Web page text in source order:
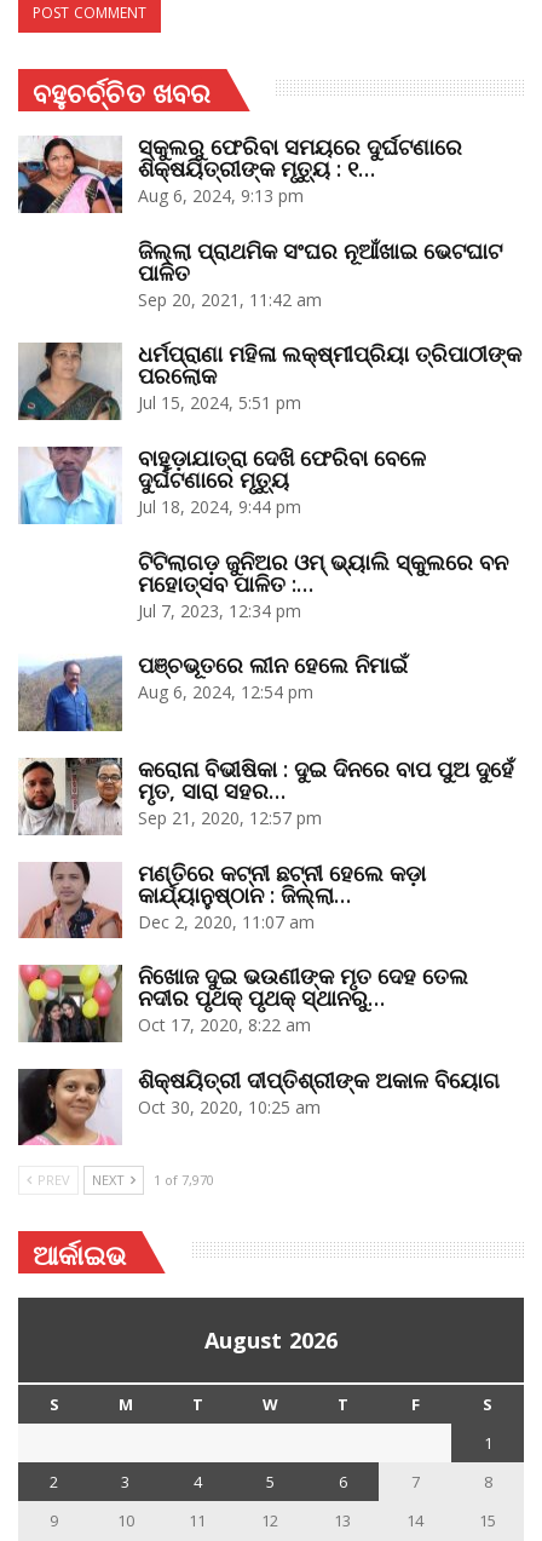
ବହୁଚର୍ଚ୍ଚିତ ଖବର
ସ୍କୁଲରୁ ଫେରିବା ସମୟରେ ଦୁର୍ଘଟଣାରେ
ଶିକ୍ଷୟିତ୍ରୀଙ୍କ ମୃତ୍ୟୁ : ୧…
Aug 6, 2024, 9:13 pm
ଜିଲ୍ଲା ପ୍ରାଥମିକ ସଂଘର ନୂଆଁଖାଇ ଭେଟଘାଟ
ପାଳିତ
Sep 20, 2021, 11:42 am
ଧର୍ମପ୍ରାଣା ମହିଳା ଲକ୍ଷ୍ମୀପ୍ରିୟା ତ୍ରିପାଠୀଙ୍କ
ପରଲୋକ
Jul 15, 2024, 5:51 pm
ବାହୁଡ଼ାଯାତ୍ରା ଦେଖି ଫେରିବା ବେଳେ
ଦୁର୍ଘଟଣାରେ ମୃତ୍ୟୁ
Jul 18, 2024, 9:44 pm
ଟିଟିଲାଗଡ଼ ଜୁନିଅର ଓମ୍‌ ଭ୍ୟାଲି ସ୍କୁଲରେ ବନ
ମହୋତ୍ସବ ପାଳିତ :…
Jul 7, 2023, 12:34 pm
ପଞ୍ଚଭୂତରେ ଲୀନ ହେଲେ ନିମାଇଁ
Aug 6, 2024, 12:54 pm
କରୋନା ବିଭୀଷିକା : ଦୁଇ ଦିନରେ ବାପ ପୁଅ ଦୁହେଁ
ମୃତ, ସାରା ସହର…
Sep 21, 2020, 12:57 pm
ମଣ୍ତିରେ କଟ୍‌ନୀ ଛଟ୍‌ନୀ ହେଲେ କଡ଼ା
କାର୍ଯ୍ୟାନୁଷ୍ଠାନ : ଜିଲ୍ଲା…
Dec 2, 2020, 11:07 am
ନିଖୋଜ ଦୁଇ ଭଉଣୀଙ୍କ ମୃତ ଦେହ ତେଲ
ନଦୀର ପୃଥକ୍‌ ପୃଥକ୍‌ ସ୍ଥାନରୁ…
Oct 17, 2020, 8:22 am
ଶିକ୍ଷୟିତ୍ରୀ ଦୀପ୍ତିଶ୍ରୀଙ୍କ ଅକାଳ ବିୟୋଗ
Oct 30, 2020, 10:25 am
PREV NEXT 1 of 7,970
ଆର୍କାଇଭ
August 2026
S M T W T F
S
1
2
3 4 5 6 7
8
9
10 11 12 13 14 15